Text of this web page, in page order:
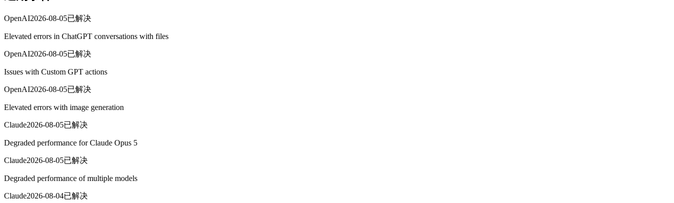
OpenAI2026-08-05已解决
Elevated errors in ChatGPT conversations with files
OpenAI2026-08-05已解决
Issues with Custom GPT actions
OpenAI2026-08-05已解决
Elevated errors with image generation
Claude2026-08-05已解决
Degraded performance for Claude Opus 5
Claude2026-08-05已解决
Degraded performance of multiple models
Claude2026-08-04已解决